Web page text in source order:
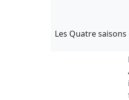
Les Quatre saisons